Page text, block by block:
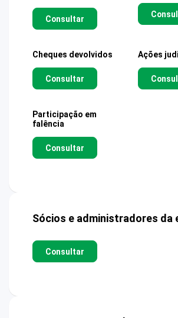
Consultar
Cheques devolvidos
Consultar
Ações
Participação em
falência
Consultar
Sócios e administradores da
Consultar